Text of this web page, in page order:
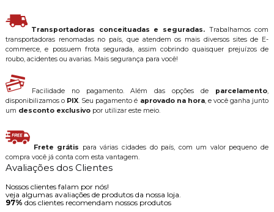
Transportadoras conceituadas e seguradas. Trabalhamos com
transportadoras renomadas no país, que atendem os mais diversos sites de E-
commerce, e possuem frota segurada, assim cobrindo quaisquer prejuízos de
roubo, acidentes ou avarias. Mais segurança para você!
Facilidade no pagamento. Além das opções de parcelamento,
disponibilizamos o PIX. Seu pagamento é aprovado na hora, e você ganha junto
um desconto exclusivopor utilizar este meio.
Frete grátis para várias cidades do país, com um valor pequeno de
compra você já conta com esta vantagem.
Avaliações dos Clientes
Nossos clientes falam por nós!
veja algumas avaliações de produtos da nossa loja.
97% dos clientes recomendam nossos produtos